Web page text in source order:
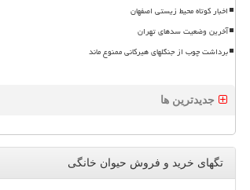
اخبار کوتاه محیط زیستی اصفهان
آخرین وضعیت سدهای تهران
برداشت چوب از جنگلهای هیرکانی ممنوع ماند
جدیدترین ها
تگهای خرید و فروش حیوان خانگی